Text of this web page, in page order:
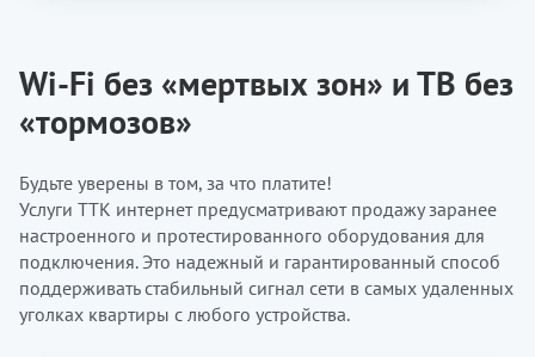
Wi-Fi без «мертвых зон» и ТВ без
«тормозов»
Будьте уверены в том, за что платите!
Услуги ТТК интернет предусматривают продажу заранее
настроенного и протестированного оборудования для
подключения. Это надежный и гарантированный способ
поддерживать стабильный сигнал сети в самых удаленных
уголках квартиры с любого устройства.